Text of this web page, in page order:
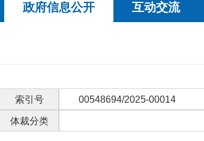
政府信息公开 互动交流
索引号 00548694/2025-00014
体裁分类